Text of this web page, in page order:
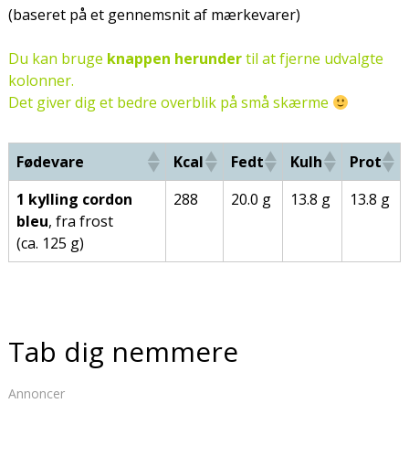
(baseret på et gennemsnit af mærkevarer)
Du kan bruge knappen herundertil at fjerne udvalgte
kolonner.
Det giver dig et bedre overblik på små skærme
Fødevare Kcal Fedt Kulh
Prot
1 kylling cordon
bleu, fra frost
(ca. 125 g)
288 20.0 g 13.8 g 13.8 g
Tab dig nemmere
Annoncer